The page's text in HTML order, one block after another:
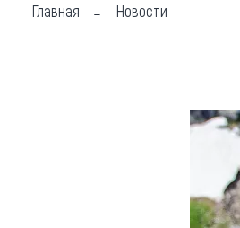
Главная Новости